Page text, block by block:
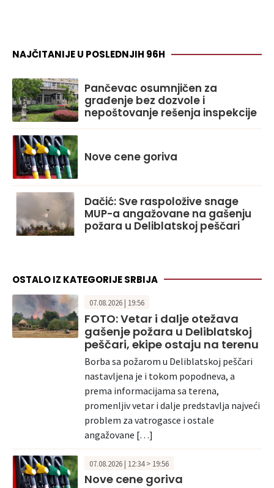
NAJČITANIJE U POSLEDNJIH 96H
Pančevac osumnjičen za
građenje bez dozvole i
nepoštovanje rešenja inspekcije
Nove cene goriva
Dačić: Sve raspoložive snage
MUP-a angažovane na gašenju
požara u Deliblatskoj peščari
OSTALO IZ KATEGORIJE SRBIJA
07.08.2026 | 19:56
FOTO: Vetar i dalje otežava
gašenje požara u Deliblatskoj
peščari, ekipe ostaju na terenu
Borba sa požarom u Deliblatskoj peščari
nastavljena je i tokom popodneva, a
prema informacijama sa terena,
promenljiv vetar i dalje predstavlja najveći
problem za vatrogasce i ostale
angažovane […]
07.08.2026 | 12:34 > 19:56
Nove cene goriva